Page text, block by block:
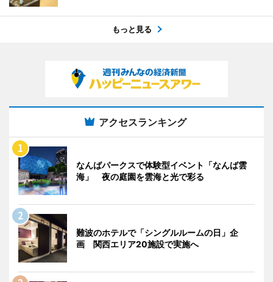
もっと見る
アクセスランキング
なんばパークスで体験型イベント「なんば雲
海」 夜の庭園を雲海と光で彩る
難波のホテルで「シングルルームの日」企
画 関西エリア20施設で実施へ